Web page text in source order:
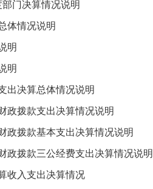
门决算情况说明
体情况说明
明
明
出决算总体情况说明
政拨款支出决算情况说明
政拨款基本支出决算情况说明
政拨款三公经费支出决算情况说明
收入支出决算情况